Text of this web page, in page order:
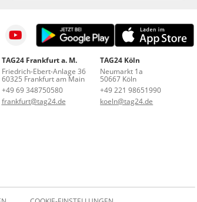
TAG24 Frankfurt a. M.
Friedrich-Ebert-Anlage 36
60325 Frankfurt am Main
+49 69 348750580
frankfurt@tag24.de
TAG24 Köln
Neumarkt 1a
50667 Köln
+49 221 98651990
koeln@tag24.de